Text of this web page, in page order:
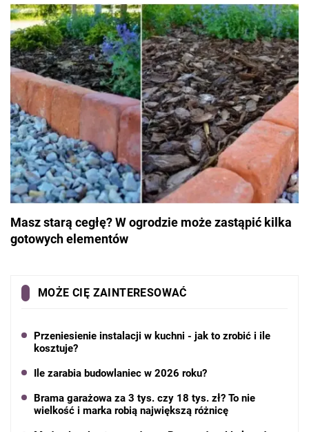
Masz starą cegłę? W ogrodzie może zastąpić kilka
gotowych elementów
MOŻE CIĘ ZAINTERESOWAĆ
Przeniesienie instalacji w kuchni - jak to zrobić i ile
kosztuje?
Ile zarabia budowlaniec w 2026 roku?
Brama garażowa za 3 tys. czy 18 tys. zł? To nie
wielkość i marka robią największą różnicę